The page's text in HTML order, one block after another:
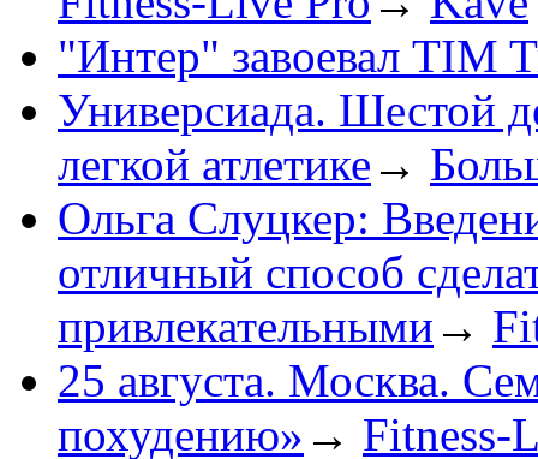
"Интер" завоевал TIM
Универсиада. Шестой
легкой атлетике →
Ольга Слуцкер:
отличный способ
привлекательными →
25 августа. Москва.
похудению» → Fitness-